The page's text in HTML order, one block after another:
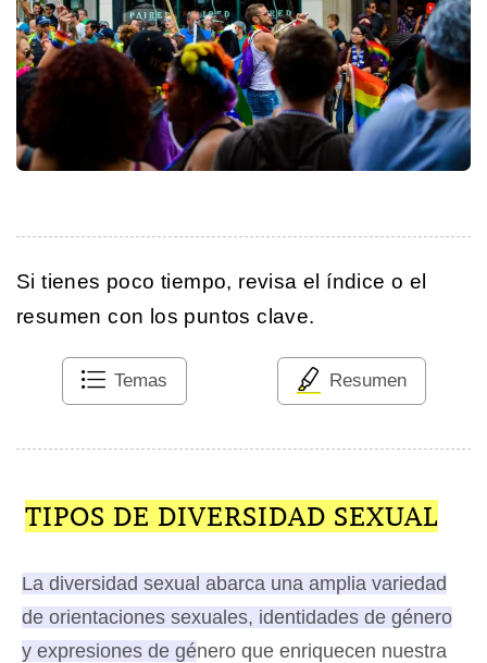
Si tienes poco tiempo, revisa el índice o el
resumen con los puntos clave.
Temas Resumen
TIPOS DE DIVERSIDAD SEXUAL
La diversidad sexual abarca una amplia variedad
de orientaciones sexuales, identidades de género
y expresiones de género que enriquecen nuestra